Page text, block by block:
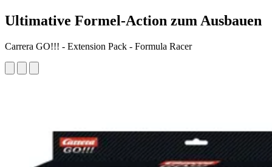
Ultimative Formel-Action zum Ausbauen
Carrera GO!!! - Extension Pack - Formula Racer